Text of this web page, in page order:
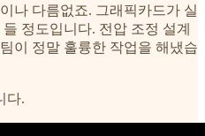
나 다름없죠. 그래픽카드가 실
정도입니다. 전압 조정 설계
이 정말 훌륭한 작업을 해냈습
다.